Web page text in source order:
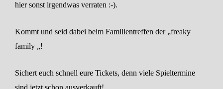
hier sonst irgendwas verraten :-).
Kommt und seid dabei beim Familientreffen der „freaky
family „!
Sichert euch schnell eure Tickets, denn viele Spieltermine